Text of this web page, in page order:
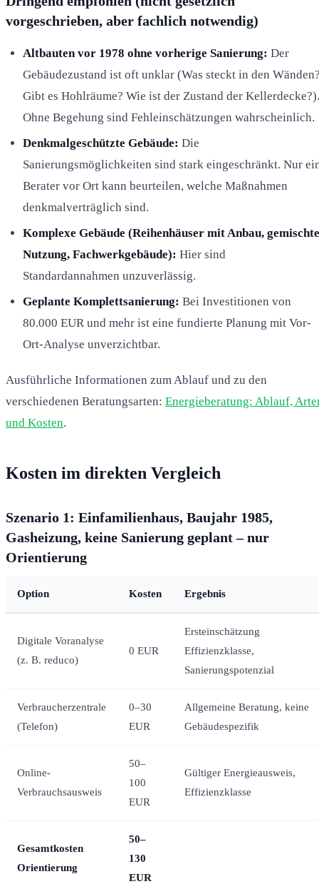
vorgeschrieben, aber fachlich notwendig)
Altbauten vor 1978 ohne vorherige Sanierung: Der
Gebäudezustand ist oft unklar (Was steckt in den
Gibt es Hohlräume? Wie ist der Zustand der Kellerdecke?).
Ohne Begehung sind Fehleinschätzungen wahrscheinlich.
Denkmalgeschützte Gebäude: Die
Sanierungsmöglichkeiten sind stark eingeschränkt. Nur
Berater vor Ort kann beurteilen, welche Maßnahmen
denkmalverträglich sind.
Komplexe Gebäude (Reihenhäuser mit Anbau, gemischte
Nutzung, Fachwerkgebäude): Hier sind
Standardannahmen unzuverlässig.
Geplante Komplettsanierung: Bei Investitionen von
80.000 EUR und mehr ist eine fundierte Planung mit Vor-
Ort-Analyse unverzichtbar.
Ausführliche Informationen zum Ablauf und zu den
verschiedenen Beratungsarten: Energieberatung: Ablauf,
und Kosten.
Kosten im direkten Vergleich
Szenario 1: Einfamilienhaus, Baujahr 1985,
Gasheizung, keine Sanierung geplant – nur
Orientierung
Option Kosten Ergebnis
Digitale Voranalyse
(z. B. reduco)
0 EUR
Ersteinschätzung
Effizienzklasse,
Sanierungspotenzial
Verbraucherzentrale
(Telefon)
0–30
EUR
Allgemeine Beratung, keine
Gebäudespezifik
Online-
Verbrauchsausweis
50–
100
EUR
Gültiger Energieausweis,
Effizienzklasse
Gesamtkosten
Orientierung
50–
130
EUR